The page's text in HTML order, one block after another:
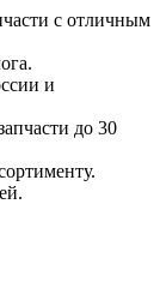
с отличным
и
до 30